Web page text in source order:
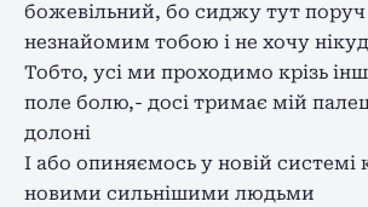
божевільний, бо сиджу тут поруч
незнайомим тобою і не хочу
Тобто, усі ми проходимо крізь
поле болю,- досі тримає мій
долоні
І або опиняємось у новій системі
новими сильнішими людьми